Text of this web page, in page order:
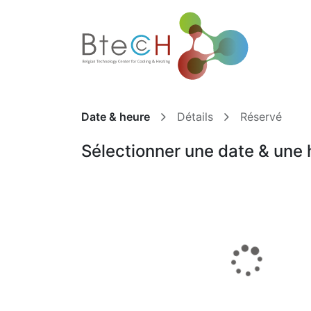
Date & heure Détails Réservé
Sélectionner une date & une